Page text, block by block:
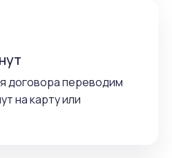
договора переводим
на карту или